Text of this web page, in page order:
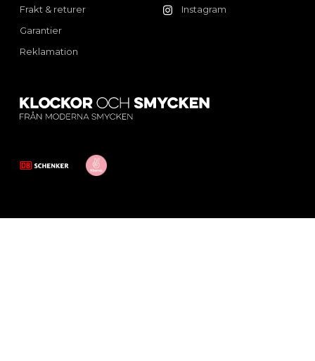
Frakt & returer
Garantier
Reklamation
Instagram